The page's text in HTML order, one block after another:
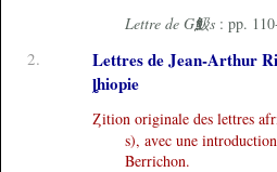
Lettre de G魥s : pp.
2.
Lettres de Jean-Arthur
ȴhiopie
Ȥition originale des lettres
s), avec une
Berrichon.